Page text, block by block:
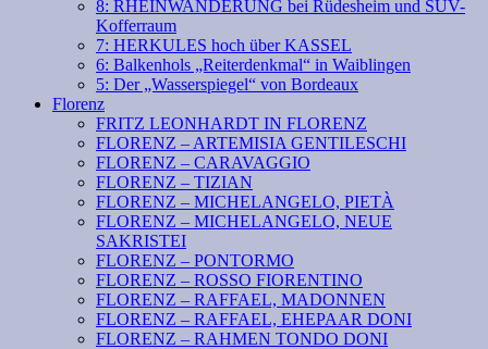
8: RHEINWANDERUNG bei Rüdesheim und SUV-
Kofferraum
7: HERKULES hoch über KASSEL
6: Balkenhols „Reiterdenkmal“ in Waiblingen
5: Der „Wasserspiegel“ von Bordeaux
Florenz
FRITZ LEONHARDT IN FLORENZ
FLORENZ – ARTEMISIA GENTILESCHI
FLORENZ – CARAVAGGIO
FLORENZ – TIZIAN
FLORENZ – MICHELANGELO, PIETÀ
FLORENZ – MICHELANGELO, NEUE
SAKRISTEI
FLORENZ – PONTORMO
FLORENZ – ROSSO FIORENTINO
FLORENZ – RAFFAEL, MADONNEN
FLORENZ – RAFFAEL, EHEPAAR DONI
FLORENZ – RAHMEN TONDO DONI